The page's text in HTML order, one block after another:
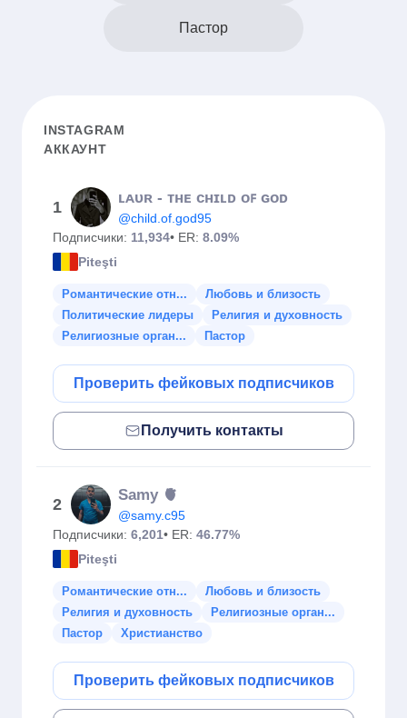
Пастор
INSTAGRAM
АККАУНТ
1
ʟᴀᴜʀ - ᴛʜᴇ ᴄʜɪʟᴅ ᴏꜰ ɢᴏᴅ
@child.of.god95
Подписчики: 11,934• ER: 8.09%
Piteşti
Романтические отн...
Любовь и близость
Политические лидеры
Религия и духовность
Религиозные орган...
Пастор
Проверить фейковых подписчиков
Получить контакты
2
Samy 🫀
@samy.c95
Подписчики: 6,201• ER: 46.77%
Piteşti
Романтические отн...
Любовь и близость
Религия и духовность
Религиозные орган...
Пастор
Христианство
Проверить фейковых подписчиков